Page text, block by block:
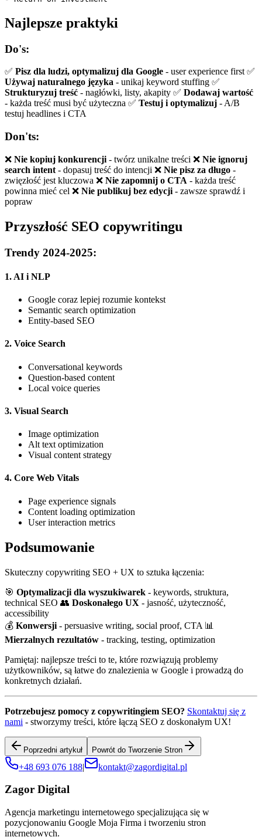
Najlepsze praktyki
Do's:
✅ Pisz dla ludzi, optymalizuj dla Google - user experience first ✅
Używaj naturalnego języka - unikaj keyword stuffing ✅
Strukturyzuj treść - nagłówki, listy, akapity ✅ Dodawaj wartość
- każda treść musi być użyteczna ✅ Testuj i optymalizuj - A/B
testuj headlines i CTA
Don'ts:
❌ Nie kopiuj konkurencji - twórz unikalne treści ❌ Nie ignoruj
search intent - dopasuj treść do intencji ❌ Nie pisz za długo -
zwięzłość jest kluczowa ❌ Nie zapomnij o CTA - każda treść
powinna mieć cel ❌ Nie publikuj bez edycji - zawsze sprawdź i
popraw
Przyszłość SEO copywritingu
Trendy 2024-2025:
1. AI i NLP
Google coraz lepiej rozumie kontekst
Semantic search optimization
Entity-based SEO
2. Voice Search
Conversational keywords
Question-based content
Local voice queries
3. Visual Search
Image optimization
Alt text optimization
Visual content strategy
4. Core Web Vitals
Page experience signals
Content loading optimization
User interaction metrics
Podsumowanie
Skuteczny copywriting SEO + UX to sztuka łączenia:
🎯 Optymalizacji dla wyszukiwarek - keywords, struktura,
technical SEO 👥 Doskonałego UX - jasność, użyteczność,
accessibility
💰 Konwersji - persuasive writing, social proof, CTA 📊
Mierzalnych rezultatów - tracking, testing, optimization
Pamiętaj: najlepsze treści to te, które rozwiązują problemy
użytkowników, są łatwe do znalezienia w Google i prowadzą do
konkretnych działań.
Potrzebujesz pomocy z copywritingiem SEO? Skontaktuj się z
nami - stworzymy treści, które łączą SEO z doskonałym UX!
Poprzedni artykuł Powrót do Tworzenie Stron
+48 693 076 188| kontakt@zagordigital.pl
Zagor Digital
Agencja marketingu internetowego specjalizująca się w
pozycjonowaniu Google Moja Firma i tworzeniu stron
internetowych.